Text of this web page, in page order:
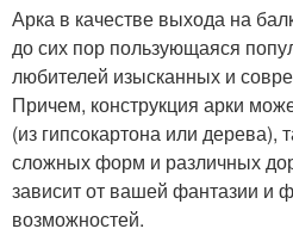
Арка в качестве выхода на
до сих пор пользующаяся
любителей изысканных и
Причем, конструкция арки
(из гипсокартона или дерева),
сложных форм и различных
зависит от вашей фантазии и
возможностей.